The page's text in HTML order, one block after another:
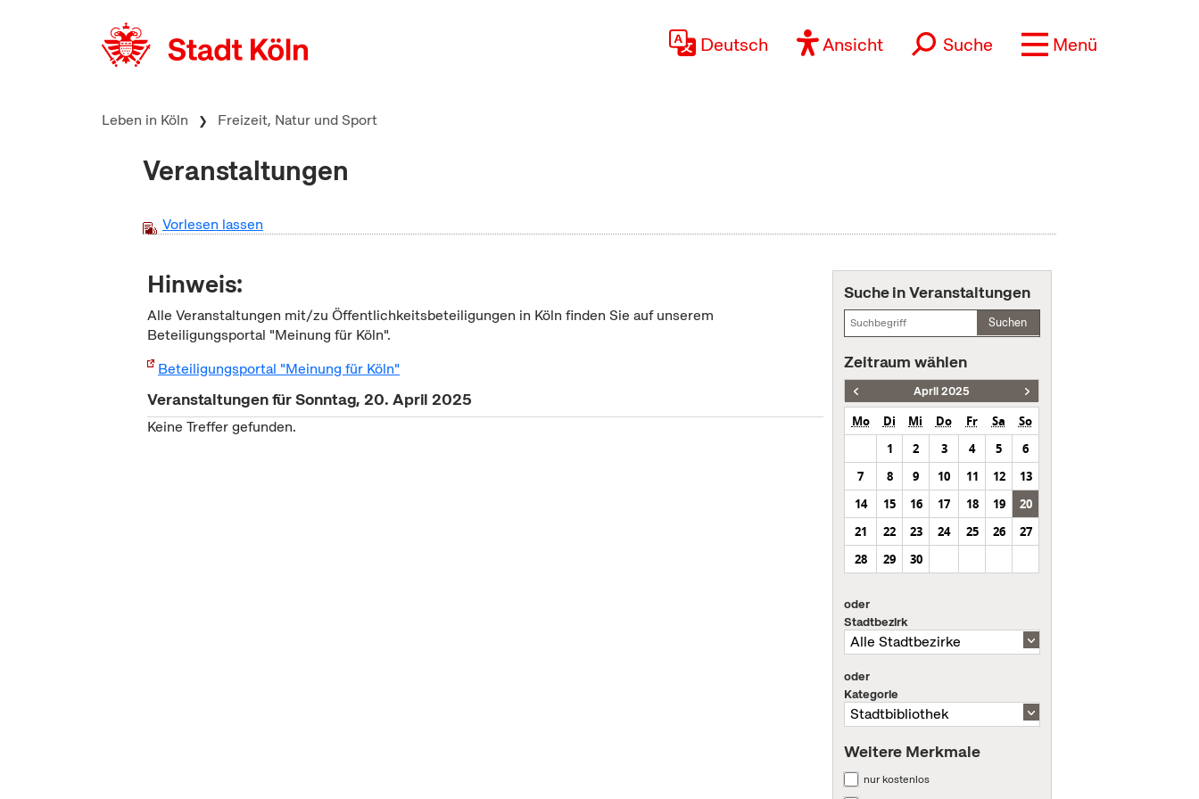
Deutsch Ansicht Suche Menü
Leben in Köln Freizeit, Natur und Sport
Veranstaltungen
Vorlesen lassen
Hinweis:
Alle Veranstaltungen mit/zu Öffentlichkeitsbeteiligungen in Köln finden Sie auf unserem
Beteiligungsportal "Meinung für Köln".
Beteiligungsportal "Meinung für Köln"
Veranstaltungen für Sonntag, 20. April 2025
Keine Treffer gefunden.
Suche in Veranstaltungen
Suchen
Zeitraum wählen
April 2025
Mo Di Mi Do Fr Sa
So
1
2 3 4 5
6
7
8 9 10 11 12
13
14
15 16 17 18 19
20
21
22 23 24 25 26
27
28
29 30
oder
Stadtbezirk
oder
Kategorie
Weitere Merkmale
nur kostenlos